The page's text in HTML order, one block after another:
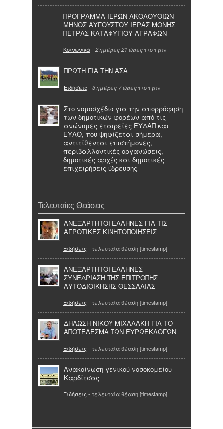
ΠΡΟΓΡΑΜΜΑ ΙΕΡΩΝ ΑΚΟΛΟΥΘΙΩΝ
ΜΗΝΟΣ ΑΥΓΟΥΣΤΟΥ ΙΕΡΑΣ ΜΟΝΗΣ
ΠΕΤΡΑΣ ΚΑΤΑΦΥΓΙΟΥ ΑΓΡΑΦΩΝ
Κοινωνικά- 2 ημέρες 21 ώρες πιο πριν
ΠΡΩΤΗ ΓΙΑ ΤΗΝ ΑΣΑ
Ειδήσεις - 3 ημέρες 7 ώρες πιο πριν
Στο νομοσχέδιο για την απορρόφηση
των δημοτικών φορέων από τις
ανώνυμες εταιρείες ΕΥΔΑΠ και
ΕΥΑΘ, που ψηφίζεται σήμερα,
αντιτίθενται επιστήμονες,
περιβαλλοντικές οργανώσεις,
δημοτικές αρχές και δημοτικές
επιχειρήσεις ύδρευσης
Τελευταίες Θεάσεις
ΑΝΕΞΑΡΤΗΤΟΙ ΕΛΛΗΝΕΣ ΓΙΑ ΤΙΣ
ΑΓΡΟΤΙΚΕΣ ΚΙΝΗΤΟΠΟΙΗΣΕΙΣ
Ειδήσεις - τελευταία θέαση [timestamp]
ΑΝΕΞΑΡΤΗΤΟΙ ΕΛΛΗΝΕΣ
ΣΥΝΕΔΡΙΑΣΗ ΤΗΣ ΕΠΙΤΡΟΠΗΣ
ΑΥΤΟΔΙΟΙΚΗΣΗΣ ΘΕΣΣΑΛΙΑΣ
Ειδήσεις - τελευταία θέαση [timestamp]
ΔΗΛΩΣΗ ΝΙΚΟΥ ΜΙΧΑΛΑΚΗ ΓΙΑ ΤΟ
ΑΠΟΤΕΛΕΣΜΑ ΤΩΝ ΕΥΡΩΕΚΛΟΓΩΝ
Ειδήσεις - τελευταία θέαση [timestamp]
Ανακοίνωση γενικού νοσοκομείου
Καρδίτσας
Ειδήσεις - τελευταία θέαση [timestamp]